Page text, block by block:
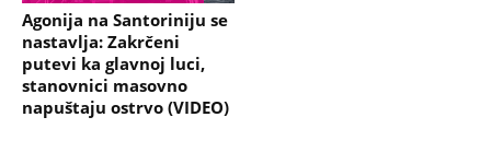
Agonija na Santoriniju se
nastavlja: Zakrčeni
putevi ka glavnoj luci,
stanovnici masovno
napuštaju ostrvo (VIDEO)